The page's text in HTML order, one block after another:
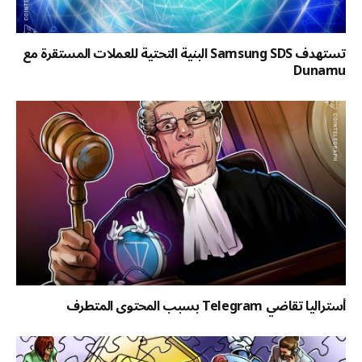
تستهدف Samsung SDS البنية التحتية للعملات المستقرة مع
Dunamu
أستراليا تقاضي Telegram بسبب المحتوى المتطرف